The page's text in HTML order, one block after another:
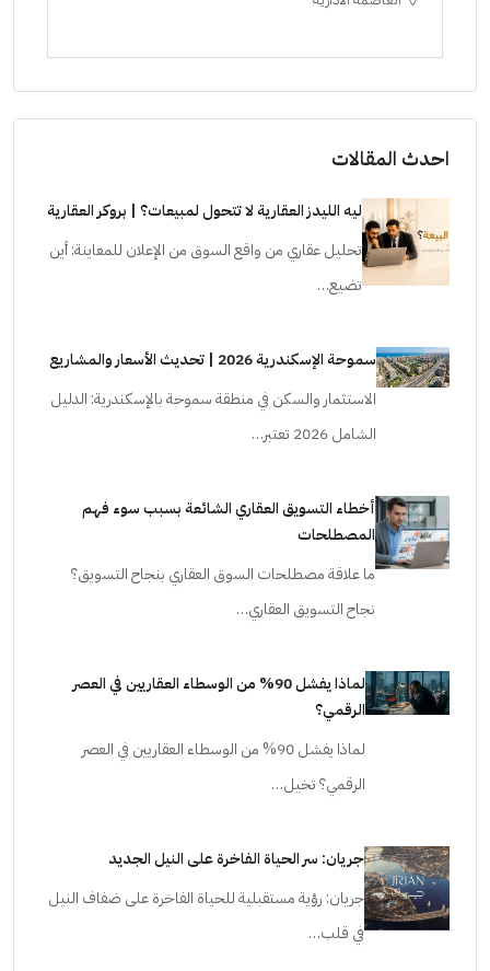
احدث المقالات
ليه الليدز العقارية لا تتحول لمبيعات؟ | بروكر العقارية
تحليل عقاري من واقع السوق من الإعلان للمعاينة: أين
تضيع…
سموحة الإسكندرية 2026 | تحديث الأسعار والمشاريع
الاستثمار والسكن في منطقة سموحة بالإسكندرية: الدليل
الشامل 2026 تعتبر…
أخطاء التسويق العقاري الشائعة بسبب سوء فهم
المصطلحات
ما علاقة مصطلحات السوق العقاري بنجاح التسويق؟
نجاح التسويق العقاري…
لماذا يفشل 90% من الوسطاء العقاريين في العصر
الرقمي؟
لماذا يفشل 90% من الوسطاء العقاريين في العصر
الرقمي؟ تخيل…
جريان: سر الحياة الفاخرة على النيل الجديد
جريان: رؤية مستقبلية للحياة الفاخرة على ضفاف النيل
في قلب…